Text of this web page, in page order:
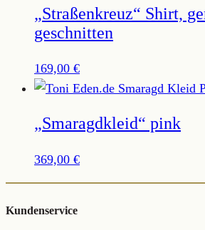
„Straßenkreuz“ Shirt,
geschnitten
169,00 €
„Smaragdkleid“ pink
369,00 €
Kundenservice